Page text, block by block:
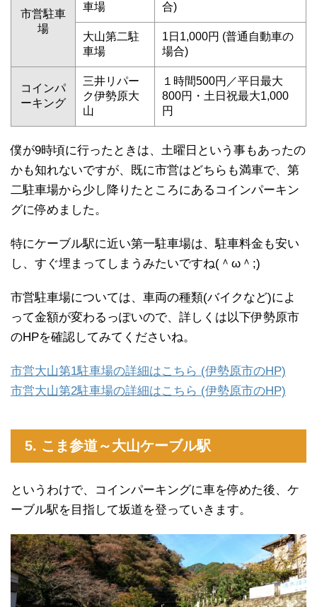
市営駐車
場
車場
合)
大山第二駐
車場
1日1,000円 (普通自動車の
場合)
コインパ
ーキング
三井リパー
ク伊勢原大
山
１時間500円／平日最大
800円・土日祝最大1,000
円
僕が9時頃に行ったときは、土曜日という事もあったの
かも知れないですが、既に市営はどちらも満車で、第
二駐車場から少し降りたところにあるコインパーキン
グに停めました。
特にケーブル駅に近い第一駐車場は、駐車料金も安い
し、すぐ埋まってしまうみたいですね(＾ω＾;)
市営駐車場については、車両の種類(バイクなど)によ
って金額が変わるっぽいので、詳しくは以下伊勢原市
のHPを確認してみてくださいね。
市営大山第1駐車場の詳細はこちら (伊勢原市のHP)
市営大山第2駐車場の詳細はこちら (伊勢原市のHP)
5. こま参道～大山ケーブル駅
というわけで、コインパーキングに車を停めた後、ケ
ーブル駅を目指して坂道を登っていきます。